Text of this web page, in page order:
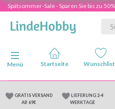
Spätsommer-Sale - Sparen Sie bis zu
Anzeige ändern
Menü
GRATIS VERSAND
AB 69€
LIEFERUNG 2-4
WERKTAGE